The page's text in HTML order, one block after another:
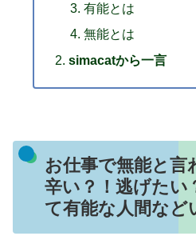
有能とは
無能とは
simacatから一言
お仕事で無能と言
辛い？！逃げたい
て有能な人間など